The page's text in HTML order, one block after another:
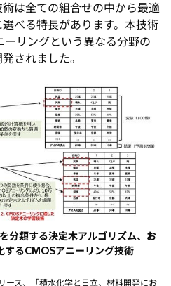
は全ての組合せの中から最適
べる特長があります。本技術
リングという異なる分野の
されました。
分類する決定木アルゴリズム、お
するCMOSアニーリング技術
ス、「積水化学と日立、材料開発にお